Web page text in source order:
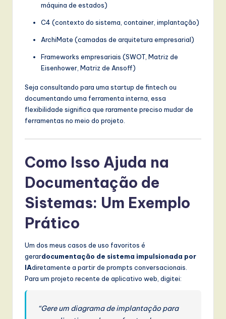
máquina de estados)
C4 (contexto do sistema, container, implantação)
ArchiMate (camadas de arquitetura empresarial)
Frameworks empresariais (SWOT, Matriz de
Eisenhower, Matriz de Ansoff)
Seja consultando para uma startup de fintech ou
documentando uma ferramenta interna, essa
flexibilidade significa que raramente preciso mudar de
ferramentas no meio do projeto.
Como Isso Ajuda na
Documentação de
Sistemas: Um Exemplo
Prático
Um dos meus casos de uso favoritos é
gerardocumentação de sistema impulsionada por
IAdiretamente a partir de prompts conversacionais.
Para um projeto recente de aplicativo web, digitei:
“Gere um diagrama de implantação para